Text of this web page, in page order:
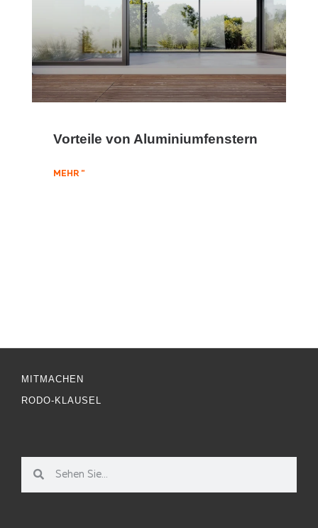
Vorteile von Aluminiumfenstern
MEHR "
MITMACHEN
RODO-KLAUSEL